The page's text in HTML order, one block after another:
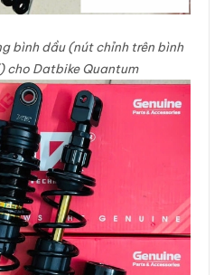
bình dầu (nút chỉnh trên bình
cho Datbike Quantum